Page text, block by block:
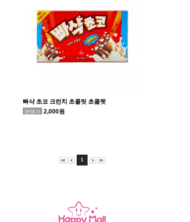
빠샥 초코 크런치 초콜릿 초콜렛
판매가 2,000원
1